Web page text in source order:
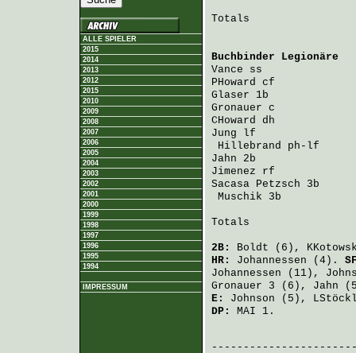
ALLE SPIELER
2015
2014
2013
2012
2015
2010
2009
2008
2007
2006
2005
2004
2003
2002
2001
2000
1999
1998
1997
1996
1995
1994
IMPRESSUM
Totals
Buchbinder Legionäre
Vance ss
PHoward cf
Glaser 1b
Gronauer c
CHoward dh
Jung lf
Hillebrand ph-lf
Jahn 2b
Jimenez rf
Sacasa Petzsch 3b
Muschik 3b
Totals
2B: Boldt (6),
HR: Johannessen (4).
Johannessen (11),
Gronauer 3 (6), Jahn
E: Johnson (5),
DP:
MAI 1.